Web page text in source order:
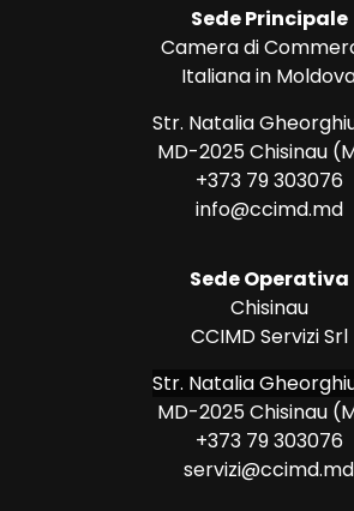
Sede Principale
Camera di
Italiana in
Str. Natalia
MD-2025 Chisinau
+373 79 303076
info@ccimd.md
Sede Operativa
Chisinau
CCIMD Servizi Srl
Str. Natalia
MD-2025 Chisinau
+373 79 303076
servizi@ccimd.md